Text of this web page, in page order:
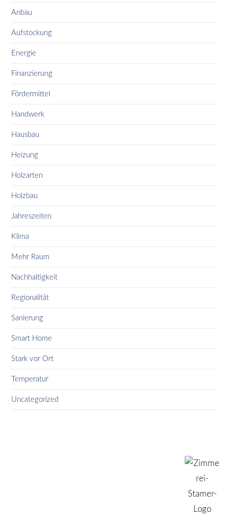
Anbau
Aufstockung
Energie
Finanzierung
Fördermittel
Handwerk
Hausbau
Heizung
Holzarten
Holzbau
Jahreszeiten
Klima
Mehr Raum
Nachhaltigkeit
Regionalität
Sanierung
Smart Home
Stark vor Ort
Temperatur
Uncategorized